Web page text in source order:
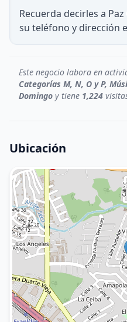
Recuerda decirles a
su teléfono y dirección
Este negocio labora en
Categorías M, N, O y P,
Domingo y tiene 1,224
Ubicación